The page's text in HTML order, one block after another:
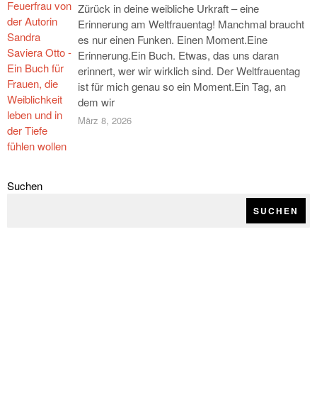
Zürück in deine weibliche Urkraft – eine
Erinnerung am Weltfrauentag! Manchmal braucht
es nur einen Funken. Einen Moment.Eine
Erinnerung.Ein Buch. Etwas, das uns daran
erinnert, wer wir wirklich sind. Der Weltfrauentag
ist für mich genau so ein Moment.Ein Tag, an
dem wir
März 8, 2026
Suchen
SUCHEN